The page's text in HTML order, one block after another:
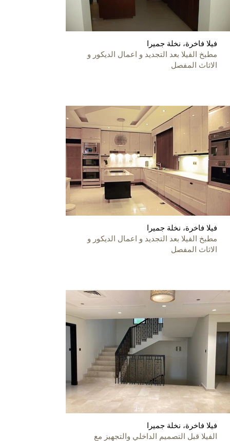
فيلا فاخرة، نخلة جميرا
مطبخ الفيلا بعد التجديد و اعمال الديكور و
الاثاث المفصل
فيلا فاخرة، نخلة جميرا
مطبخ الفيلا بعد التجديد و اعمال الديكور و
الاثاث المفصل
فيلا فاخرة، نخلة جميرا
الفيلا قبل التصميم الداخلي والتجهيز مع